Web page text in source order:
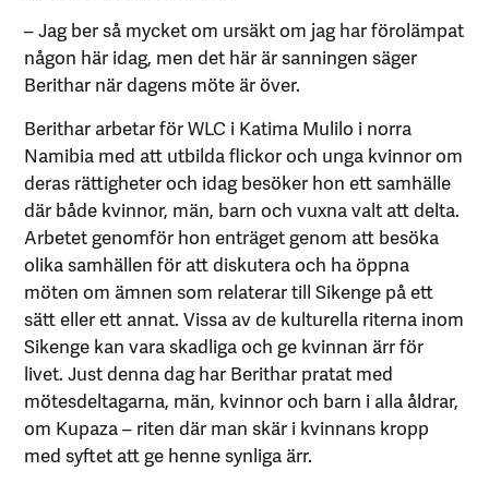
– Jag ber så mycket om ursäkt om jag har förolämpat
någon här idag, men det här är sanningen säger
Berithar när dagens möte är över.
Berithar arbetar för WLC i Katima Mulilo i norra
Namibia med att utbilda flickor och unga kvinnor om
deras rättigheter och idag besöker hon ett samhälle
där både kvinnor, män, barn och vuxna valt att delta.
Arbetet genomför hon enträget genom att besöka
olika samhällen för att diskutera och ha öppna
möten om ämnen som relaterar till Sikenge på ett
sätt eller ett annat. Vissa av de kulturella riterna inom
Sikenge kan vara skadliga och ge kvinnan ärr för
livet. Just denna dag har Berithar pratat med
mötesdeltagarna, män, kvinnor och barn i alla åldrar,
om Kupaza – riten där man skär i kvinnans kropp
med syftet att ge henne synliga ärr.